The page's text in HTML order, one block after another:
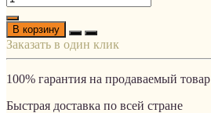
В корзину
Заказать в один клик
100% гарантия на продаваемый товар
Быстрая доставка по всей стране